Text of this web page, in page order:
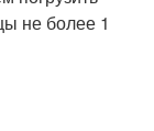
не более 1